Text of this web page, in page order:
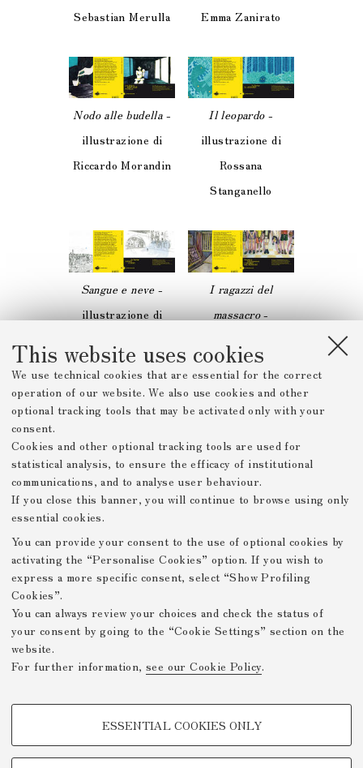
This website uses cookies
We use technical cookies that are essential for the correct
operation of our website. We also use cookies and other
optional tracking tools that may be activated only with your
consent.
Cookies and other optional tracking tools are used for
statistical analysis, to ensure the efficacy of institutional
communications, and to analyse user behaviour.
If you close this banner, you will continue to browse using only
essential cookies.
You can provide your consent to the use of optional cookies by
activating the “Personalise Cookies” option. If you wish to
express a more specific consent, select “Show Profiling
Cookies”.
You can always review your choices and check the status of
your consent by going to the “Cookie Settings” section on the
website.
For further information, see our Cookie Policy.
PROFILING COOKIES - OPTIONAL
ESSENTIAL COOKIES ONLY
Sebastian Merulla
Emma Zanirato
Nodo alle budella-
illustrazione di
Riccardo Morandin
Il leopardo-
illustrazione di
Rossana
Stanganello
Sangue e neve-
illustrazione di
I ragazzi del
massacro-
Anna Pascucci
Traditori tutti-
illustrazione di
Flavia Paolucci
Scrafaggi-
illustrazione di
Prev. Page Next Page
Privacy Policy -Legal Notes -Github
/DH.arc - Digital Humanities
Advanced Research Centre
About -Projects -Contacts